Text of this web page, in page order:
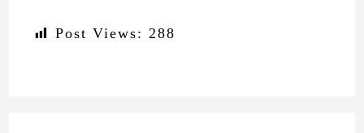
Post Views: 288